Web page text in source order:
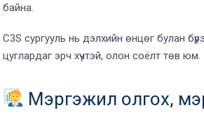
байна.
C3S сургууль нь дэлхийн өнцөг булан
цуглардаг эрч хүчтэй, олон соёлт төв юм.
Мэргэжил олгох,